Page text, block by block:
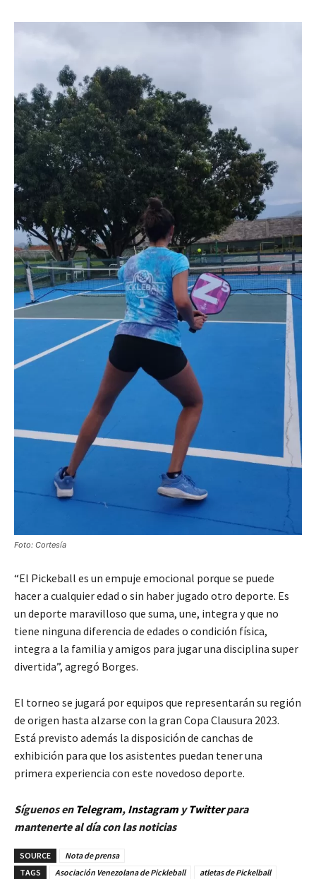
Foto: Cortesía
“El Pickeball es un empuje emocional porque se puede
hacer a cualquier edad o sin haber jugado otro deporte. Es
un deporte maravilloso que suma, une, integra y que no
tiene ninguna diferencia de edades o condición física,
integra a la familia y amigos para jugar una disciplina super
divertida”, agregó Borges.
El torneo se jugará por equipos que representarán su región
de origen hasta alzarse con la gran Copa Clausura 2023.
Está previsto además la disposición de canchas de
exhibición para que los asistentes puedan tener una
primera experiencia con este novedoso deporte.
Síguenos en Telegram, InstagramyTwitterpara
mantenerte al día con las noticias
SOURCE
Nota de prensa
TAGS
Asociación Venezolana de Pickleball
atletas de Pickelball